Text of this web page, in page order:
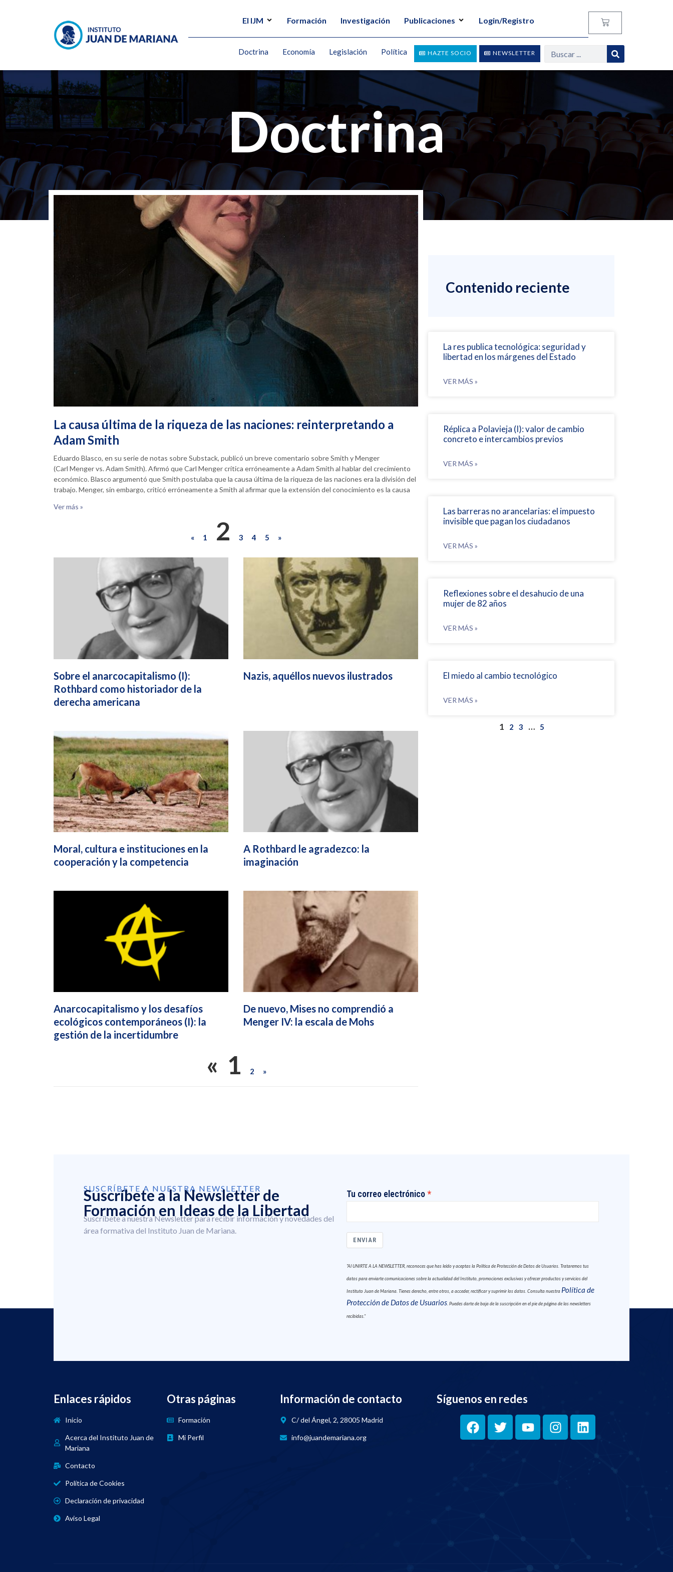
El IJM Formación Investigación Publicaciones Login/Registro
NEWSLETTER
HAZTE SOCIO
Doctrina Economía Legislación Política
Doctrina
La causa última de la riqueza de las naciones: reinterpretando a
Adam Smith
Eduardo Blasco, en su serie de notas sobre Substack, publicó un breve comentario sobre Smith y Menger
(Carl Menger vs. Adam Smith). Afirmó que Carl Menger critica erróneamente a Adam Smith al hablar del crecimiento
económico. Blasco argumentó que Smith postulaba que la causa última de la riqueza de las naciones era la división del
trabajo. Menger, sin embargo, criticó erróneamente a Smith al afirmar que la extensión del conocimiento es la causa
Ver más »
« 1 2 3 4 5 »
Sobre el anarcocapitalismo (I):
Rothbard como historiador de la
derecha americana
Nazis, aquéllos nuevos ilustrados
Moral, cultura e instituciones en la
cooperación y la competencia
A Rothbard le agradezco: la
imaginación
Anarcocapitalismo y los desafíos
ecológicos contemporáneos (I): la
gestión de la incertidumbre
De nuevo, Mises no comprendió a
Menger IV: la escala de Mohs
« 1 2 »
Contenido reciente
La res publica tecnológica: seguridad y
libertad en los márgenes del Estado
VER MÁS »
Réplica a Polavieja (I): valor de cambio
concreto e intercambios previos
VER MÁS »
Las barreras no arancelarias: el impuesto
invisible que pagan los ciudadanos
VER MÁS »
Reflexiones sobre el desahucio de una
mujer de 82 años
VER MÁS »
El miedo al cambio tecnológico
VER MÁS »
1 2 3 … 5
SUSCRÍBETE A NUESTRA NEWSLETTER
Suscríbete a la Newsletter de
Formación en Ideas de la Libertad
Suscríbete a nuestra Newsletter para recibir información y novedades del
área formativa del Instituto Juan de Mariana.
Tu correo electrónico
ENVIAR
"Al UNIRTE A LA NEWSLETTER, reconoces que has leído y aceptas la Política de Protección de Datos de Usuarios. Trataremos tus
datos para enviarte comunicaciones sobre la actualidad del Instituto, promociones exclusivas y ofrecer productos y servicios del
Instituto Juan de Mariana. Tienes derecho, entre otros, a acceder, rectificar y suprimir los datos. Consulta nuestra Política de
Protección de Datos de Usuarios . Puedes darte de baja de la suscripción en el pie de página de las newsletters
recibidas."
Enlaces rápidos
Inicio
Acerca del Instituto Juan de
Mariana
Contacto
Política de Cookies
Declaración de privacidad
Aviso Legal
Otras páginas
Formación
Mi Perfil
Información de contacto
C/ del Ángel, 2, 28005 Madrid
info@juandemariana.org
Síguenos en redes